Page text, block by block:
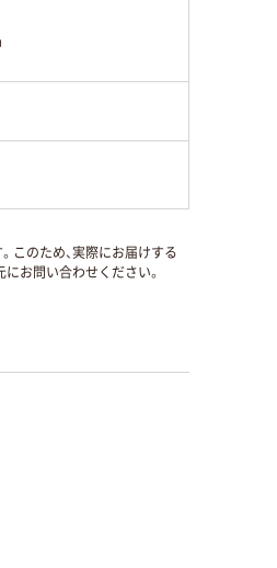
このため、実際にお届けする
お問い合わせください。